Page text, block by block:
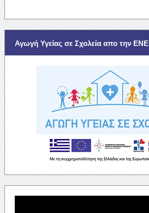
Αγωγή Υγείας σε Σχολεία απο την ΕΝΕ